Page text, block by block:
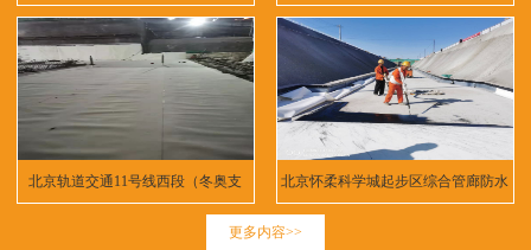
北京轨道交通11号线西段（冬奥支 北京怀柔科学城起步区综合管廊防水
更多内容>>